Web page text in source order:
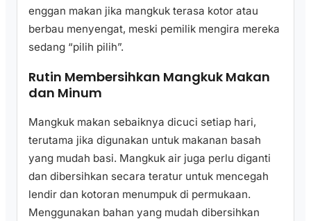
enggan makan jika mangkuk terasa kotor atau
berbau menyengat, meski pemilik mengira mereka
sedang “pilih pilih”.
Rutin Membersihkan Mangkuk Makan
dan Minum
Mangkuk makan sebaiknya dicuci setiap hari,
terutama jika digunakan untuk makanan basah
yang mudah basi. Mangkuk air juga perlu diganti
dan dibersihkan secara teratur untuk mencegah
lendir dan kotoran menumpuk di permukaan.
Menggunakan bahan yang mudah dibersihkan